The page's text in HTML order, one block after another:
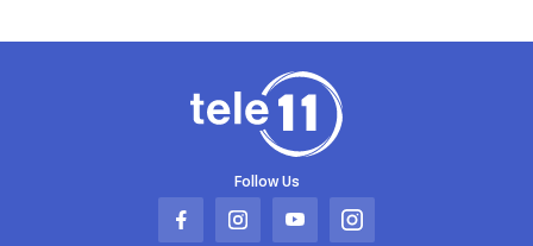
Follow Us
Abrir
Abrir
Abrir
Abrir